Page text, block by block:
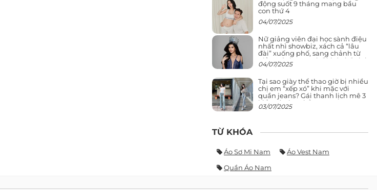
động suốt 9 tháng mang bầu
con thứ 4
04/07/2025
Nữ giảng viên đại học sành điệu
nhất nhì showbiz, xách cả “lâu
đài” xuống phố, sang chảnh từ
giảng đường ra phố khó ai đọ lại
04/07/2025
Tại sao giày thể thao giờ bị nhiều
chị em “xếp xó” khi mặc với
quần jeans? Gái thanh lịch mê 3
kiểu này hơn hẳn
03/07/2025
TỪ KHÓA
Áo Sơ Mi Nam
Áo Vest Nam
Quần Áo Nam